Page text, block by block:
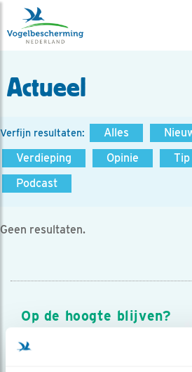
Actueel
Verfijn resultaten: Alles
Verdieping
Opinie Tip
Podcast
Geen resultaten.
Op de hoogte blijven?
Meld je aan en ontvang nieuws,
over vogels en activiteiten van